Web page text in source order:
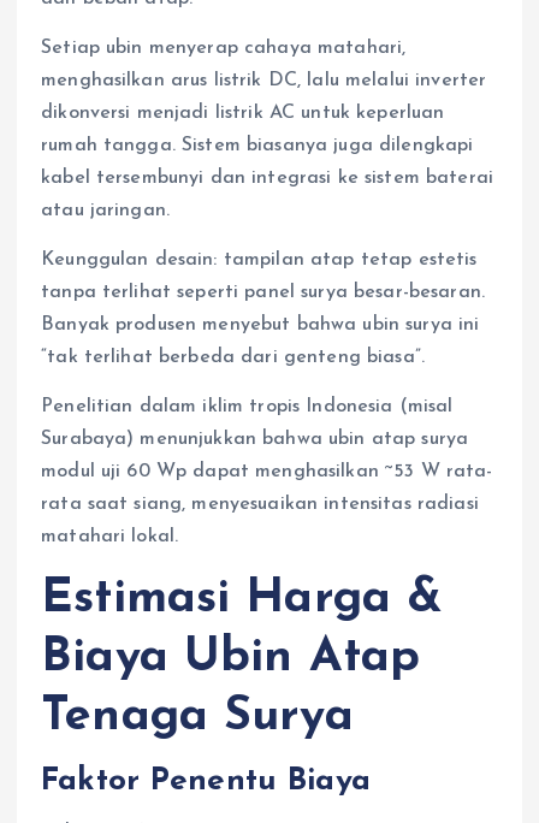
Setiap ubin menyerap cahaya matahari,
menghasilkan arus listrik DC, lalu melalui inverter
dikonversi menjadi listrik AC untuk keperluan
rumah tangga. Sistem biasanya juga dilengkapi
kabel tersembunyi dan integrasi ke sistem baterai
atau jaringan.
Keunggulan desain: tampilan atap tetap estetis
tanpa terlihat seperti panel surya besar-besaran.
Banyak produsen menyebut bahwa ubin surya ini
“tak terlihat berbeda dari genteng biasa”.
Penelitian dalam iklim tropis Indonesia (misal
Surabaya) menunjukkan bahwa ubin atap surya
modul uji 60 Wp dapat menghasilkan ~53 W rata-
rata saat siang, menyesuaikan intensitas radiasi
matahari lokal.
Estimasi Harga &
Biaya Ubin Atap
Tenaga Surya
Faktor Penentu Biaya